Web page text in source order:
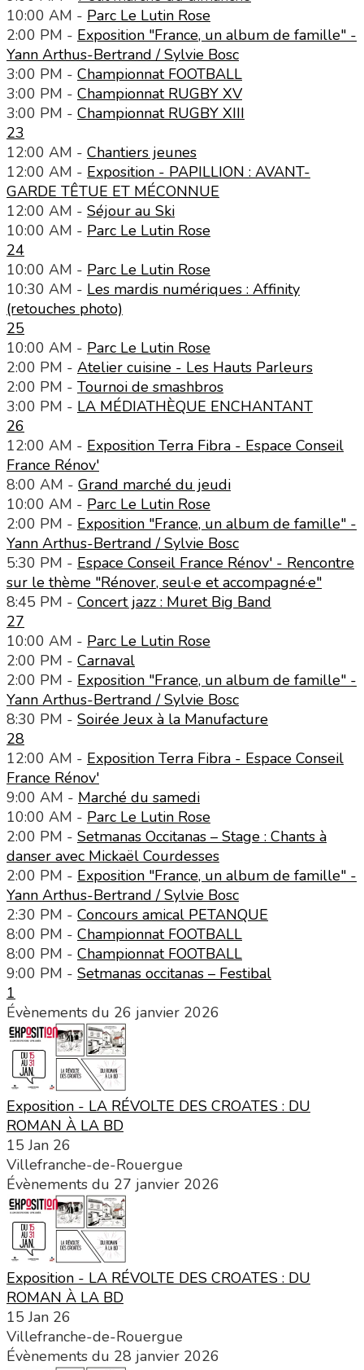
10:00 AM - Parc Le Lutin Rose
2:00 PM - Exposition "France, un album de famille" -
Yann Arthus-Bertrand / Sylvie Bosc
3:00 PM - Championnat FOOTBALL
3:00 PM - Championnat RUGBY XV
3:00 PM - Championnat RUGBY XIII
23
12:00 AM - Chantiers jeunes
12:00 AM - Exposition - PAPILLION : AVANT-
GARDE TÊTUE ET MÉCONNUE
12:00 AM - Séjour au Ski
10:00 AM - Parc Le Lutin Rose
24
10:00 AM - Parc Le Lutin Rose
10:30 AM - Les mardis numériques : Affinity
(retouches photo)
25
10:00 AM - Parc Le Lutin Rose
2:00 PM - Atelier cuisine - Les Hauts Parleurs
2:00 PM - Tournoi de smashbros
3:00 PM - LA MÉDIATHÈQUE ENCHANTANT
26
12:00 AM - Exposition Terra Fibra - Espace Conseil
France Rénov'
8:00 AM - Grand marché du jeudi
10:00 AM - Parc Le Lutin Rose
2:00 PM - Exposition "France, un album de famille" -
Yann Arthus-Bertrand / Sylvie Bosc
5:30 PM - Espace Conseil France Rénov' - Rencontre
sur le thème "Rénover, seul·e et accompagné·e"
8:45 PM - Concert jazz : Muret Big Band
27
10:00 AM - Parc Le Lutin Rose
2:00 PM - Carnaval
2:00 PM - Exposition "France, un album de famille" -
Yann Arthus-Bertrand / Sylvie Bosc
8:30 PM - Soirée Jeux à la Manufacture
28
12:00 AM - Exposition Terra Fibra - Espace Conseil
France Rénov'
9:00 AM - Marché du samedi
10:00 AM - Parc Le Lutin Rose
2:00 PM - Setmanas Occitanas – Stage : Chants à
danser avec Mickaël Courdesses
2:00 PM - Exposition "France, un album de famille" -
Yann Arthus-Bertrand / Sylvie Bosc
2:30 PM - Concours amical PETANQUE
8:00 PM - Championnat FOOTBALL
8:00 PM - Championnat FOOTBALL
9:00 PM - Setmanas occitanas – Festibal
1
Évènements du 26 janvier 2026
Exposition - LA RÉVOLTE DES CROATES : DU
ROMAN À LA BD
15 Jan 26
Villefranche-de-Rouergue
Évènements du 27 janvier 2026
Exposition - LA RÉVOLTE DES CROATES : DU
ROMAN À LA BD
15 Jan 26
Villefranche-de-Rouergue
Évènements du 28 janvier 2026